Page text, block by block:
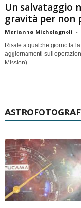
Un salvataggio
gravità per non
Marianna Michelagnoli -
Risale a qualche giorno fa
aggiornamenti
Mission)